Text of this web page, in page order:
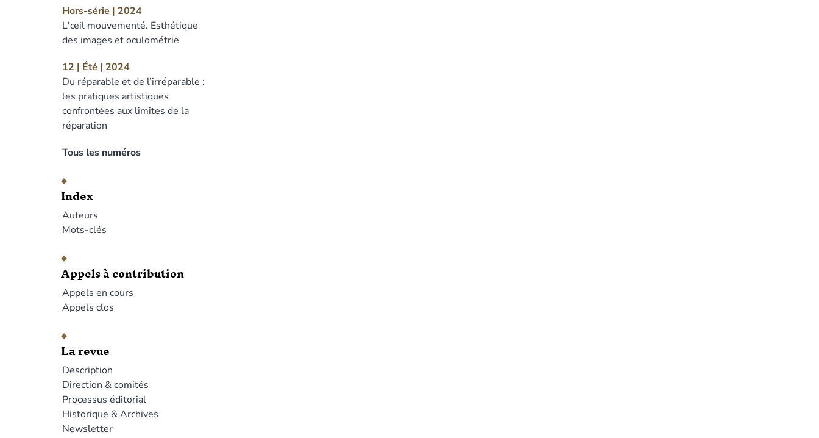
Hors-série | 2024
L'œil mouvementé. Esthétique
des images et oculométrie
12 | Été | 2024
Du réparable et de l’irréparable :
les pratiques artistiques
confrontées aux limites de la
réparation
Tous les numéros
Index
Auteurs
Mots-clés
Appels à contribution
Appels en cours
Appels clos
La revue
Description
Direction & comités
Processus éditorial
Historique & Archives
Newsletter